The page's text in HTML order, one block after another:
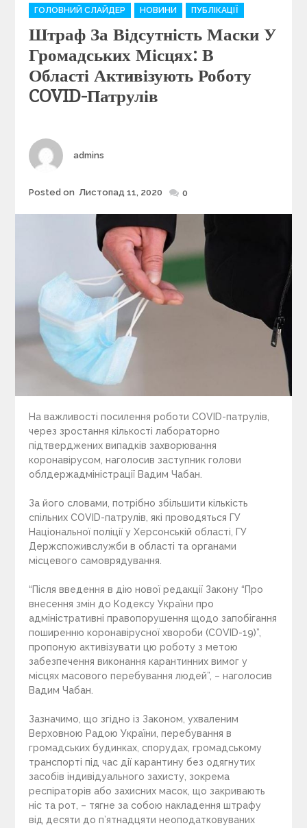
C
a
e
g
o
r
ГОЛОВНИЙ СЛАЙДЕР НОВИНИ ПУБЛІКАЦІЇ
Штраф За Відсутність Маски У
Громадських Місцях: В
Області Активізують Роботу
COVID-Патрулів
Author
admins
Posted
Posted on Листопад 11, 2020 0
На важливості посилення роботи COVID-патрулів,
через зростання кількості лабораторно
підтверджених випадків захворювання
коронавірусом, наголосив заступник голови
облдержадміністрації Вадим Чабан.
За його словами, потрібно збільшити кількість
спільних COVID-патрулів, які проводяться ГУ
Національної поліції у Херсонській області, ГУ
Держспоживслужби в області та органами
місцевого самоврядування.
“Після введення в дію нової редакції Закону “Про
внесення змін до Кодексу України про
адміністративні правопорушення щодо запобігання
поширенню коронавірусної хвороби (COVID-19)”,
пропоную активізувати цю роботу з метою
забезпечення виконання карантинних вимог у
місцях масового перебування людей”, – наголосив
Вадим Чабан.
Зазначимо, що згідно із Законом, ухваленим
Верховною Радою України, перебування в
громадських будинках, спорудах, громадському
транспорті під час дії карантину без одягнутих
засобів індивідуального захисту, зокрема
респіраторів або захисних масок, що закривають
ніс та рот, – тягне за собою накладення штрафу
від десяти до п’ятнадцяти неоподатковуваних